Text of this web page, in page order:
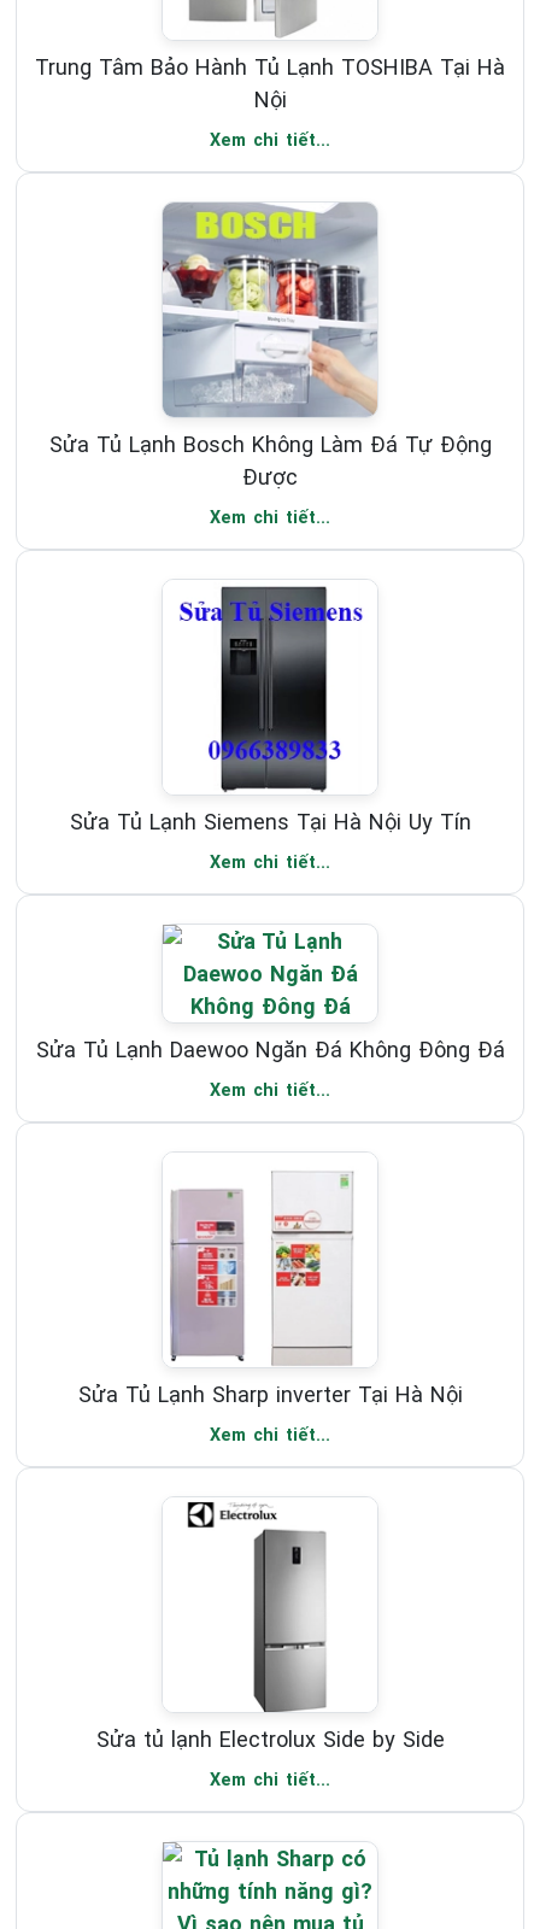
Trung Tâm Bảo Hành Tủ Lạnh TOSHIBA Tại Hà
Nội
Xem chi tiết...
Sửa Tủ Lạnh Bosch Không Làm Đá Tự Động
Được
Xem chi tiết...
Sửa Tủ Lạnh Siemens Tại Hà Nội Uy Tín
Xem chi tiết...
Sửa Tủ Lạnh Daewoo Ngăn Đá Không Đông Đá
Xem chi tiết...
Sửa Tủ Lạnh Sharp inverter Tại Hà Nội
Xem chi tiết...
Sửa tủ lạnh Electrolux Side by Side
Xem chi tiết...